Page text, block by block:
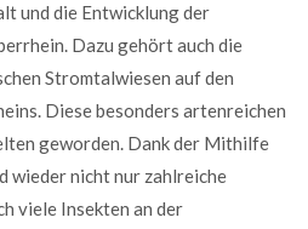
und die Entwicklung der
Dazu gehört auch die
Stromtalwiesen auf den
Diese besonders artenreichen
geworden. Dank der Mithilfe
wieder nicht nur zahlreiche
viele Insekten an der
oberrhein.de